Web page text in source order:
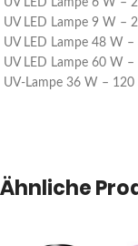
UV LED Lampe 6 W –
UV LED Lampe 9 W –
UV LED Lampe 48 W –
UV LED Lampe 60 W –
UV-Lampe 36 W – 120
Ähnliche